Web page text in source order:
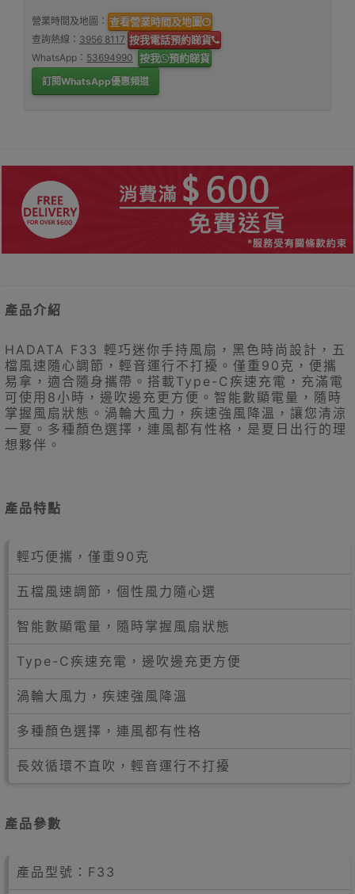
營業時間及地圖： 查看營業時間及地圖
查詢熱線： 3956 8117 按我電話預約睇貨
WhatsApp： 53694990 按我 預約睇貨
訂閱WhatsApp優惠頻道
產品介紹
HADATA F33 輕巧迷你手持風扇，黑色時尚設計，五
檔風速隨心調節，輕音運行不打擾。僅重90克，便攜
易拿，適合隨身攜帶。搭載Type-C疾速充電，充滿電
可使用8小時，邊吹邊充更方便。智能數顯電量，隨時
掌握風扇狀態。渦輪大風力，疾速強風降溫，讓您清涼
一夏。多種顏色選擇，連風都有性格，是夏日出行的理
想夥伴。
產品特點
輕巧便攜，僅重90克
五檔風速調節，個性風力隨心選
智能數顯電量，隨時掌握風扇狀態
Type-C疾速充電，邊吹邊充更方便
渦輪大風力，疾速強風降溫
多種顏色選擇，連風都有性格
長效循環不直吹，輕音運行不打擾
產品參數
產品型號：F33